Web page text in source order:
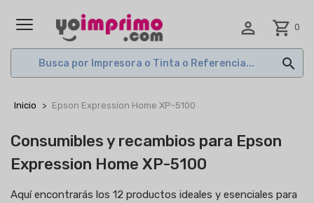
 shopping_cart 0

Inicio Epson Expression Home XP-5100
Consumibles y recambios para Epson
Expression Home XP-5100
Aquí encontrarás los 12 productos ideales y esenciales para